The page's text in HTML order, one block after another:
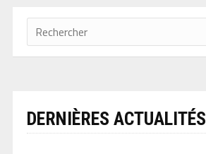
DERNIÈRES ACTUALITÉS